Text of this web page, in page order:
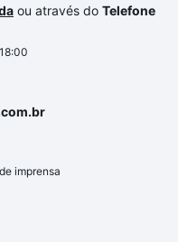
ou através do Telefone
imprensa